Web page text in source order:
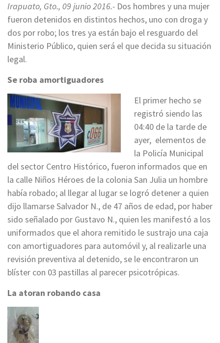
Irapuato, Gto., 09 junio 2016.- Dos hombres y una mujer
fueron detenidos en distintos hechos, uno con droga y
dos por robo; los tres ya están bajo el resguardo del
Ministerio Público, quien será el que decida su situación
legal.
Se roba amortiguadores
El primer hecho se
registró siendo las
04:40 de la tarde de
ayer, elementos de
la Policía Municipal
del sector Centro Histórico, fueron informados que en
la calle Niños Héroes de la colonia San Julia un hombre
había robado; al llegar al lugar se logró detener a quien
dijo llamarse Salvador N., de 47 años de edad, por haber
sido señalado por Gustavo N., quien les manifestó a los
uniformados que el ahora remitido le sustrajo una caja
con amortiguadores para automóvil y, al realizarle una
revisión preventiva al detenido, se le encontraron un
blíster con 03 pastillas al parecer psicotrópicas.
La atoran robando casa